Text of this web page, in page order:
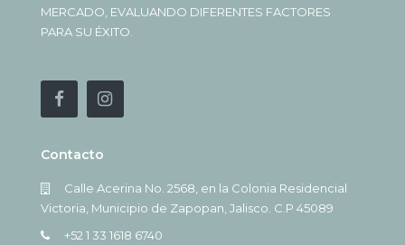
MERCADO, EVALUANDO DIFERENTES FACTORES
PARA SU ÉXITO.
Contacto
Calle Acerina No. 2568, en la Colonia Residencial
Victoria, Municipio de Zapopan, Jalisco. C.P 45089
+52 1 33 1618 6740